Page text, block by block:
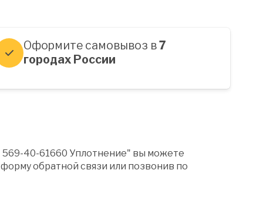
Оформите самовывоз в7
городах России
569-40-61660 Уплотнение" вы можете
обратной связи или позвонив по